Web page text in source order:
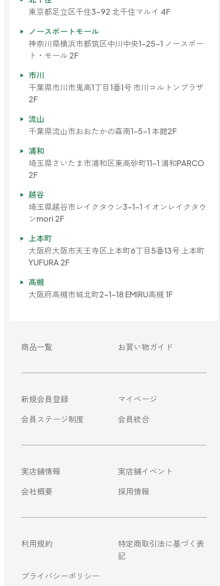
睡眠用
ねむりの魔法
アロミック・エアープラス
キャンドルライト
睡眠用
グッドスリープ
ストレケアアロマ-眠り-
スリープブロック
虫除け
アンチバグプレミアム
アンチダニー
アロミックデオ
(シトラスミント)
リラックスタイム
グレープフルーツ
わたしたちについて
読みもの
法人のお客様
採用情報
フランチャイズ募集
0120-201-074
＊通話料無料
＊受付：平日10:00～17:00(土日祝定休)
＊長期休業についてはこちら をご確認ください
お問い合わせいただく前に一度、「よくある質問」をご確認くださ
東京都足立区千住3-92 北千住マルイ 4F
ノースポートモール
神奈川県横浜市都筑区中川中央1-25-1 ノースポー
ト・モール 2F
市川
千葉県市川市鬼高1丁目1番1号 市川コルトンプラザ
2F
流山
千葉県流山市おおたかの森南1-5-1 本館2F
浦和
埼玉県さいたま市浦和区東高砂町11-1 浦和PARCO
2F
越谷
埼玉県越谷市レイクタウン3-1-1 イオンレイクタウ
ンmori 2F
上本町
大阪府大阪市天王寺区上本町6丁目5番13号 上本町
YUFURA 2F
高槻
大阪府高槻市城北町2-1-18 EMIRU高槻 1F
商品一覧 お買い物ガイド
新規会員登録
マイページ
会員ステージ制度
会員統合
実店舗情報
実店舗イベント
会社概要
採用情報
利用規約
特定商取引法に基づく表
記
プライバシーポリシー